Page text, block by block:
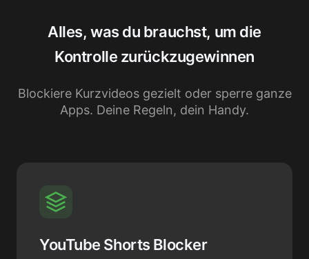
Alles, was du brauchst, um die
Kontrolle zurückzugewinnen
Blockiere Kurzvideos gezielt oder sperre ganze
Apps. Deine Regeln, dein Handy.
YouTube Shorts Blocker